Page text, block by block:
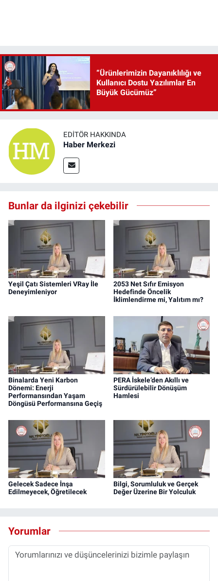
“Ürünlerimizin Dayanıklılığı ve
Kullanıcı Dostu Yazılımlar En
Büyük Gücümüz”
EDITÖR HAKKINDA
Haber Merkezi
Bunlar da ilginizi çekebilir
Yeşil Çatı Sistemleri VRay İle
Deneyimleniyor
2053 Net Sıfır Emisyon
Hedefinde Öncelik
İklimlendirme mi, Yalıtım mı?
Binalarda Yeni Karbon
Dönemi: Enerji
Performansından Yaşam
Döngüsü Performansına Geçiş
PERA İskele’den Akıllı ve
Sürdürülebilir Dönüşüm
Hamlesi
Gelecek Sadece İnşa
Edilmeyecek, Öğretilecek
Bilgi, Sorumluluk ve Gerçek
Değer Üzerine Bir Yolculuk
Yorumlar